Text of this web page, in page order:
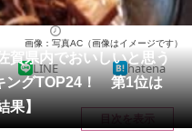
サーチ
賀県内でおいしいと思う
ングTOP24！ 第1位は
果】
画像：写真AC（画像はイメージです）
LINE hatena
目次を表示